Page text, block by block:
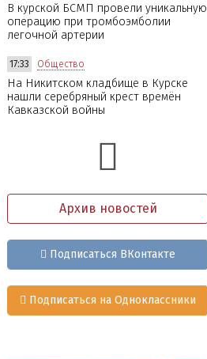
В курской БСМП провели уникальную
операцию при тромбоэмболии
легочной артерии
17:33 Общество
На Никитском кладбище в Курске
нашли серебряный крест времён
Кавказской войны
Архив новостей
Подписаться ВКонтакте
Подписаться на Одноклассники